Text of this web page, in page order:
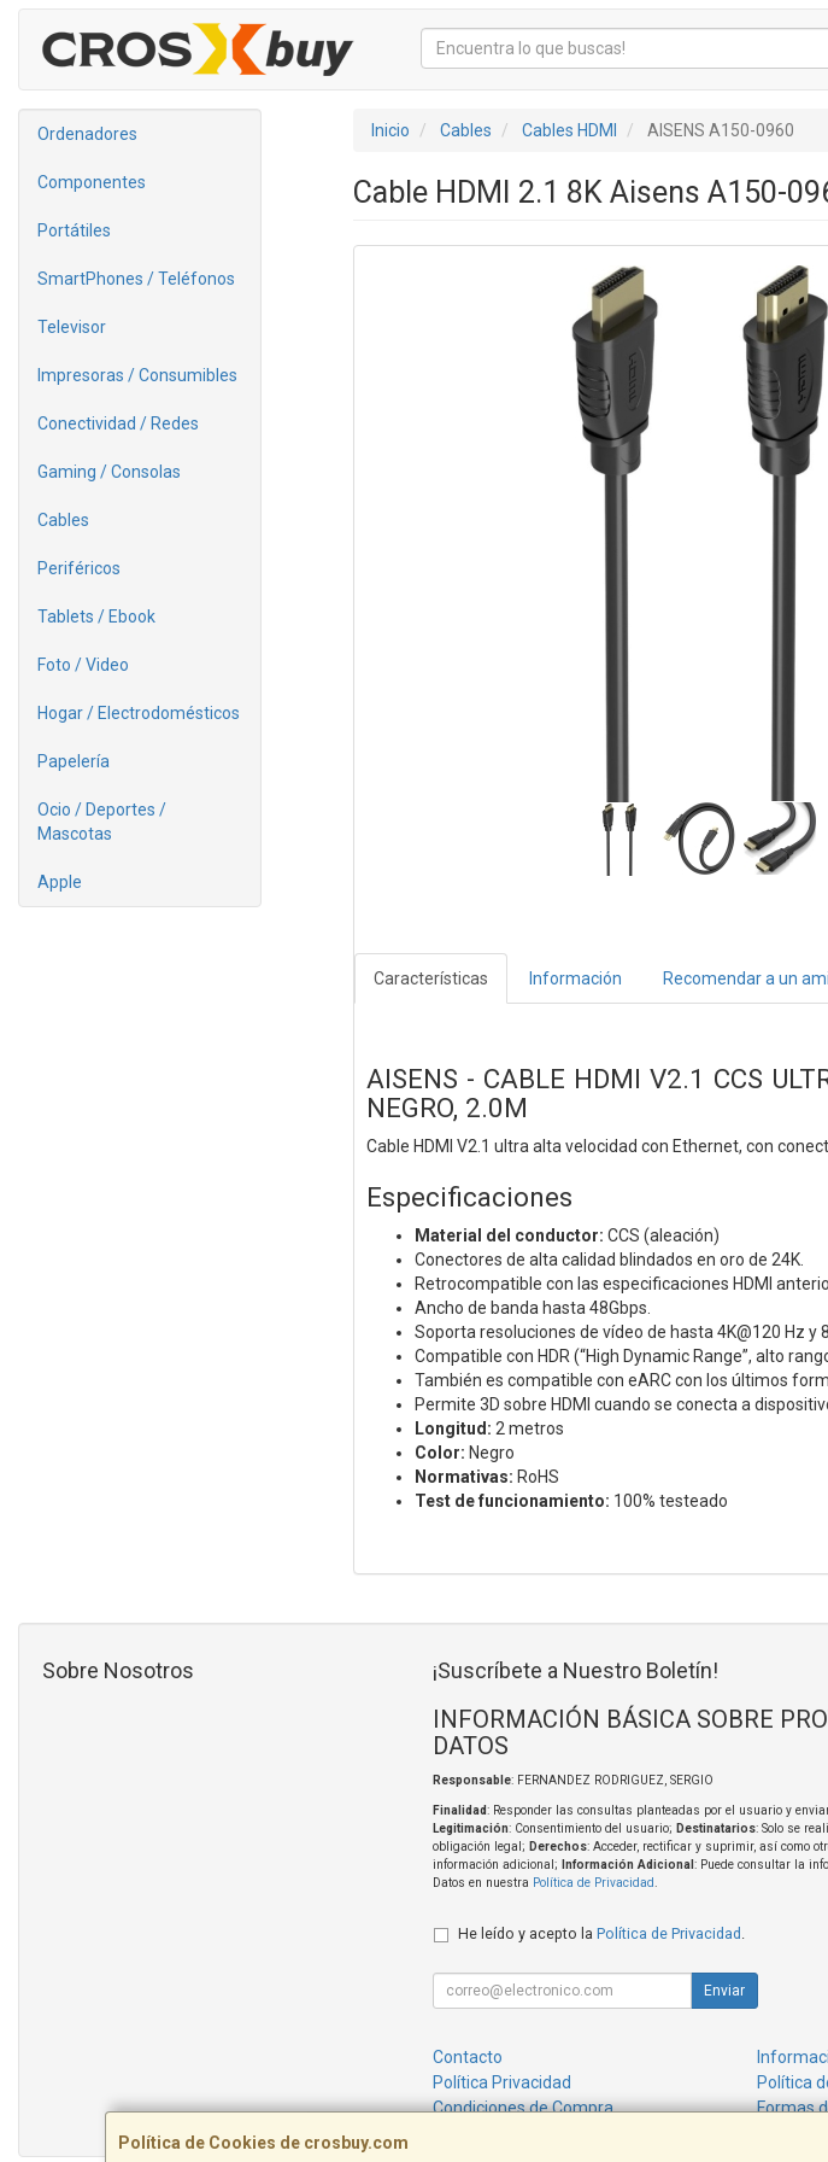
Ordenadores
Componentes
Portátiles
SmartPhones / Teléfonos
Televisor
Impresoras / Consumibles
Conectividad / Redes
Gaming / Consolas
Cables
Periféricos
Tablets / Ebook
Foto / Video
Hogar / Electrodomésticos
Papelería
Ocio / Deportes /
Mascotas
Apple
Inicio Cables Cables HDMI AISENS A150-0960
Cable HDMI 2.1 8K Aisens A150-
Características Información Recomendar a un
AISENS - CABLE HDMI V2.1 CCS
NEGRO, 2.0M
Cable HDMI V2.1 ultra alta velocidad con Ethernet, con
Especificaciones
Material del conductor: CCS (aleación)
Conectores de alta calidad blindados en oro de 24K.
Retrocompatible con las especificaciones HDMI
Ancho de banda hasta 48Gbps.
Soporta resoluciones de vídeo de hasta 4K@120 Hz y
Compatible con HDR (“High Dynamic Range”, alto
También es compatible con eARC con los últimos
Permite 3D sobre HDMI cuando se conecta a
Longitud: 2 metros
Color: Negro
Normativas: RoHS
Test de funcionamiento: 100% testeado
Política de Cookies de crosbuy.com
Sobre Nosotros ¡Suscríbete a Nuestro Boletín!
INFORMACIÓN BÁSICA SOBRE
DATOS
Responsable: FERNANDEZ RODRIGUEZ, SERGIO
Finalidad: Responder las consultas planteadas por el usuario y
Legitimación: Consentimiento del usuario; Destinatarios: Solo se
obligación legal; Derechos: Acceder, rectificar y suprimir, así como
información adicional;
Información Adicional : Puede consultar la
Datos en nuestra Política de Privacidad.
He leído y acepto la Política de Privacidad .
Enviar
Contacto
Política Privacidad
Política
Condiciones de Compra
Formas